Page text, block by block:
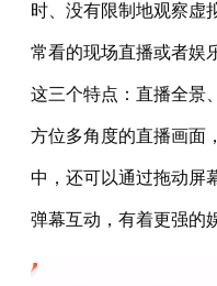
时、没有限制地观察虚
常看的现场直播或者娱
这三个特点：直播全景
方位多角度的直播画面
中，还可以通过拖动屏
弹幕互动，有着更强的